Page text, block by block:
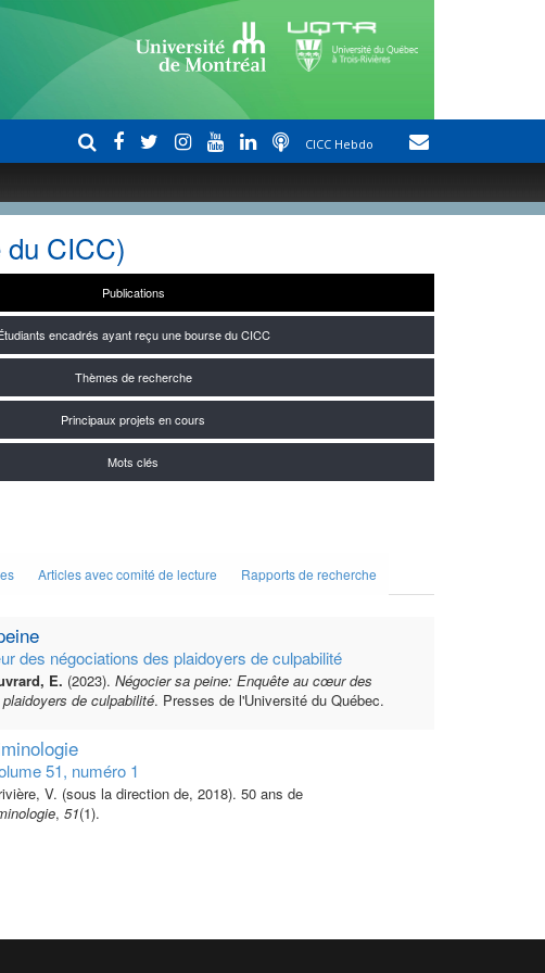
CICC Hebdo
CICC)
Publications
encadrés ayant reçu une bourse du CICC
Thèmes de recherche
Principaux projets en cours
Mots clés
Articles avec comité de lecture Rapports de recherche
des négociations des plaidoyers de culpabilité
E. (2023). Négocier sa peine: Enquête au cœur des
de culpabilité. Presses de l'Université du Québec.
51, numéro 1
V. (sous la direction de, 2018). 50 ans de
, 51(1).